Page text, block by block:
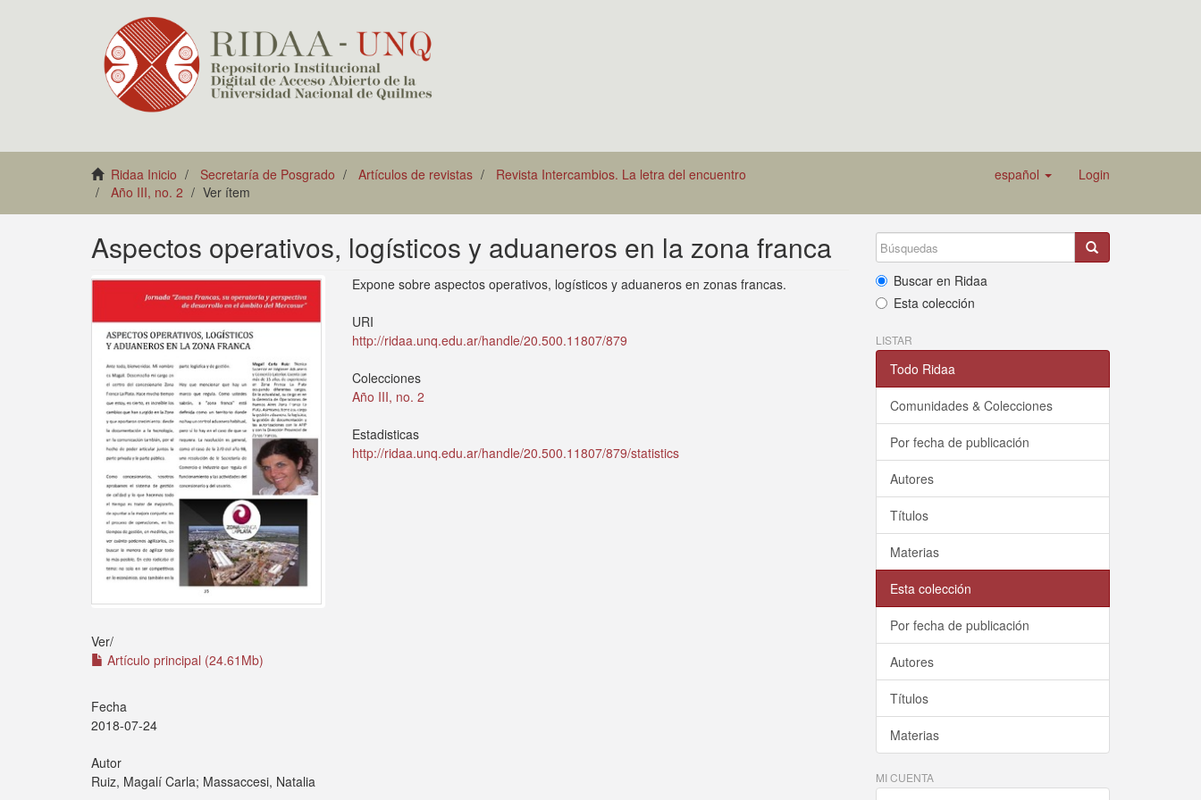
Ridaa Inicio Secretaría de Posgrado Artículos de revistas
Revista Intercambios. La letra del encuentro
Año III, no. 2
Ver ítem
español Login
Aspectos operativos, logísticos y aduaneros en la zona franca
Ver/
Artículo principal (24.61Mb)
Fecha
2018-07-24
Autor
Ruiz, Magalí Carla; Massaccesi, Natalia
Expone sobre aspectos operativos, logísticos y aduaneros en zonas francas.
URI
http://ridaa.unq.edu.ar/handle/20.500.11807/879
Colecciones
Año III, no. 2
Estadisticas
http://ridaa.unq.edu.ar/handle/20.500.11807/879/statistics
Buscar en Ridaa
Esta colección
LISTAR
Todo Ridaa
Comunidades & Colecciones
Por fecha de publicación
Autores
Títulos
Materias
Esta colección
Por fecha de publicación
Autores
Títulos
Materias
MI CUENTA